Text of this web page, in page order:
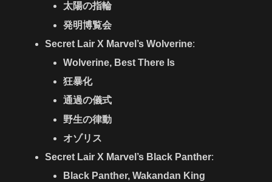
太陽の指輪
発明博覧会
Secret Lair X Marvel’s Wolverine:
Wolverine, Best There Is
狂暴化
通過の儀式
野生の律動
オゾリス
Secret Lair X Marvel’s Black Panther:
Black Panther, Wakandan King